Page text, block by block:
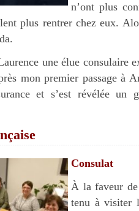
n’ont plus
plus rentrer chez eux.
une élue consulaire
mon premier passage à
et s’est révélée un
Consulat
À la faveur
tenu à visiter